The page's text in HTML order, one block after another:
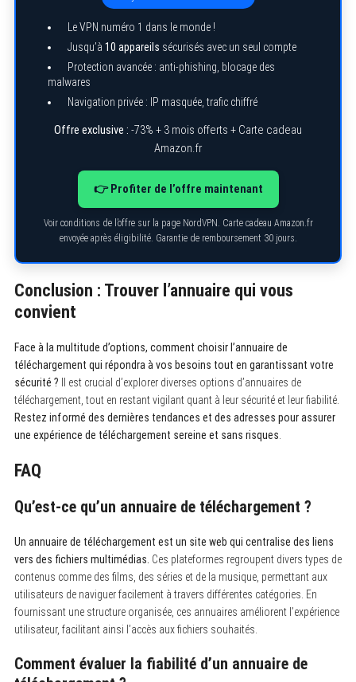
Le VPN numéro 1 dans le monde !
Jusqu’à 10 appareils sécurisés avec un seul compte
Protection avancée : anti-phishing, blocage des
malwares
Navigation privée : IP masquée, trafic chiffré
Offre exclusive : -73% + 3 mois offerts + Carte cadeau
Amazon.fr
👉 Profiter de l’offre maintenant
Voir conditions de l’offre sur la page NordVPN. Carte cadeau Amazon.fr
envoyée après éligibilité. Garantie de remboursement 30 jours.
Conclusion : Trouver l’annuaire qui vous
convient
Face à la multitude d’options, comment choisir l’annuaire de
téléchargement qui répondra à vos besoins tout en garantissant votre
sécurité ? Il est crucial d’explorer diverses options d’annuaires de
téléchargement, tout en restant vigilant quant à leur sécurité et leur fiabilité.
Restez informé des dernières tendances et des adresses pour assurer
une expérience de téléchargement sereine et sans risques
FAQ
Qu’est-ce qu’un annuaire de téléchargement ?
Un annuaire de téléchargement est un site web qui centralise des liens
vers des fichiers multimédias. Ces plateformes regroupent divers types de
contenus comme des films, des séries et de la musique, permettant aux
utilisateurs de naviguer facilement à travers différentes catégories. En
fournissant une structure organisée, ces annuaires améliorent l’expérience
utilisateur, facilitant ainsi l’accès aux fichiers souhaités.
Comment évaluer la fiabilité d’un annuaire de